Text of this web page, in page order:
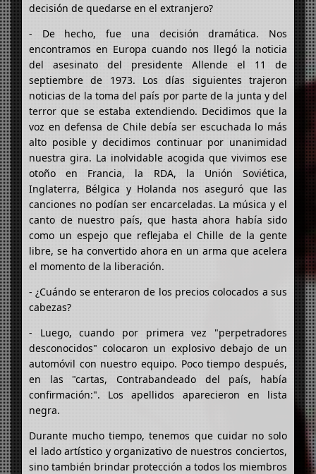
decisión de quedarse en el extranjero?
- De hecho, fue una decisión dramática. Nos
encontramos en Europa cuando nos llegó la noticia
del asesinato del presidente Allende el 11 de
septiembre de 1973. Los días siguientes trajeron
noticias de la toma del país por parte de la junta y del
terror que se estaba extendiendo. Decidimos que la
voz en defensa de Chile debía ser escuchada lo más
alto posible y decidimos continuar por unanimidad
nuestra gira. La inolvidable acogida que vivimos ese
otoño en Francia, la RDA, la Unión Soviética,
Inglaterra, Bélgica y Holanda nos aseguró que las
canciones no podían ser encarceladas. La música y el
canto de nuestro país, que hasta ahora había sido
como un espejo que reflejaba el Chille de la gente
libre, se ha convertido ahora en un arma que acelera
el momento de la liberación.
- ¿Cuándo se enteraron de los precios colocados a sus
cabezas?
- Luego, cuando por primera vez "perpetradores
desconocidos" colocaron un explosivo debajo de un
automóvil con nuestro equipo. Poco tiempo después,
en las "cartas, Contrabandeado del país, había
confirmación:". Los apellidos aparecieron en lista
negra.
Durante mucho tiempo, tenemos que cuidar no solo
el lado artístico y organizativo de nuestros conciertos,
sino también brindar protección a todos los miembros